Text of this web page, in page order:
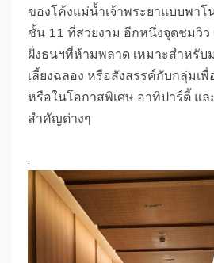
ของโค้งแม่น้ำเจ้าพระยาแบบพาโ
ชั้น 11 ที่สวยงาม อีกหนึ่งจุดชมวิ
ฝั่งธนฯที่ห้ามพลาด เหมาะสำหรั
เลี้ยงฉลอง หรือสังสรรค์กับกลุ่มเ
หรือในโอกาสพิเศษ อาทิปาร์ตี้ แล
สำคัญต่างๆ
.